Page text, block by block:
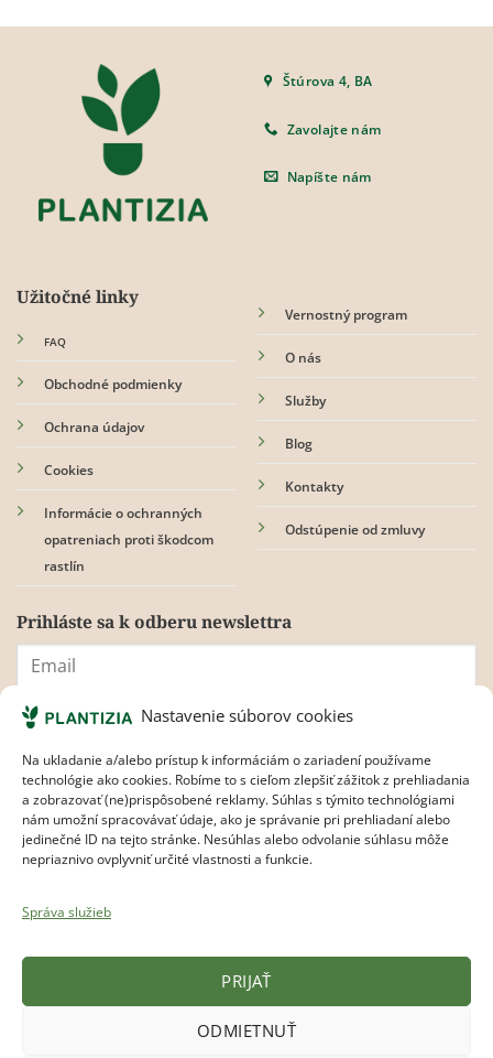
Nastavenie súborov cookies
Na ukladanie a/alebo prístup k informáciám o zariadení používame
technológie ako cookies. Robíme to s cieľom zlepšiť zážitok z prehliadania
a zobrazovať (ne)prispôsobené reklamy. Súhlas s týmito technológiami
nám umožní spracovávať údaje, ako je správanie pri prehliadaní alebo
jedinečné ID na tejto stránke. Nesúhlas alebo odvolanie súhlasu môže
nepriaznivo ovplyvniť určité vlastnosti a funkcie.
Správa služieb
PRIJAŤ
ODMIETNUŤ
viacero
Možnosti
si
môžete
vybrať
na
stránke
produktu.
viacero
Možnosti
môžete
Štúrova 4, BA
Zavolajte nám
Napíšte nám
Užitočné linky
FAQ
Obchodné podmienky
Ochrana údajov
Cookies
Informácie o ochranných
opatreniach proti škodcom
rastlín
Vernostný program
O nás
Služby
Blog
Kontakty
Odstúpenie od zmluvy
Prihláste sa k odberu newslettra
Súhlasím s pravidlami ochrany osobných údajov.
Visa MasterCard
Apple
Pay
Google Bank